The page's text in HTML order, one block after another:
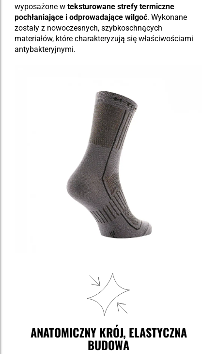
wyposażone w teksturowane strefy termiczne
pochłaniające i odprowadające wilgoć. Wykonane
zostały z nowoczesnych, szybkoschnących
materiałów, które charakteryzują się właściwościami
antybakteryjnymi.
ANATOMICZNY KRÓJ, ELASTYCZNA
BUDOWA